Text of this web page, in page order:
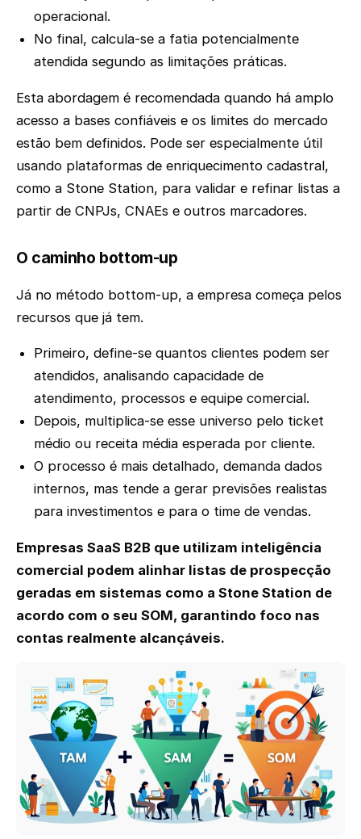
operacional.
No final, calcula-se a fatia potencialmente
atendida segundo as limitações práticas.
Esta abordagem é recomendada quando há amplo
acesso a bases confiáveis e os limites do mercado
estão bem definidos. Pode ser especialmente útil
usando plataformas de enriquecimento cadastral,
como a Stone Station, para validar e refinar listas a
partir de CNPJs, CNAEs e outros marcadores.
O caminho bottom-up
Já no método bottom-up, a empresa começa pelos
recursos que já tem.
Primeiro, define-se quantos clientes podem ser
atendidos, analisando capacidade de
atendimento, processos e equipe comercial.
Depois, multiplica-se esse universo pelo ticket
médio ou receita média esperada por cliente.
O processo é mais detalhado, demanda dados
internos, mas tende a gerar previsões realistas
para investimentos e para o time de vendas.
Empresas SaaS B2B que utilizam inteligência
comercial podem alinhar listas de prospecção
geradas em sistemas como a Stone Station de
acordo com o seu SOM, garantindo foco nas
contas realmente alcançáveis.